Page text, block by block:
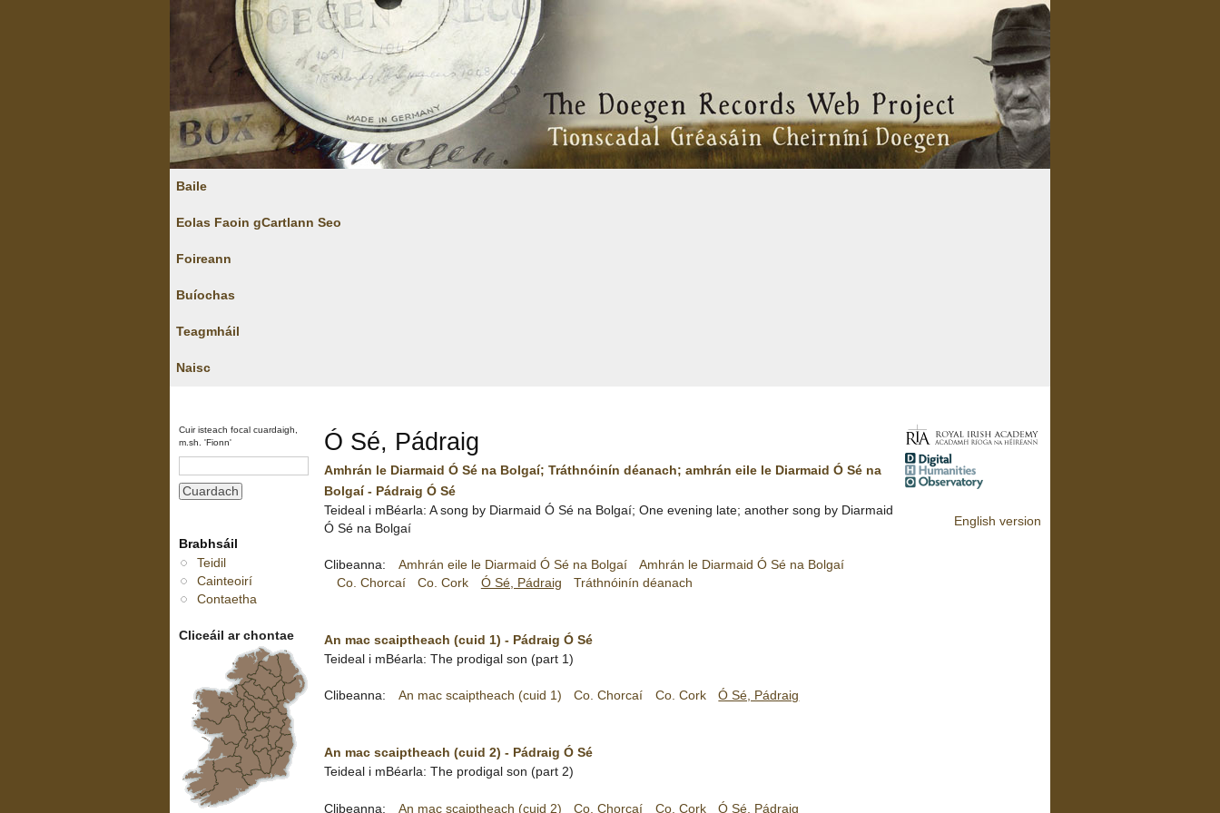
Baile
Eolas Faoin gCartlann Seo
Foireann
Buíochas
Teagmháil
Naisc
Cuir isteach focal cuardaigh,
m.sh. 'Fionn'
Brabhsáil
Teidil
Cainteoirí
Contaetha
Cliceáil ar chontae
Ó Sé, Pádraig
Amhrán le Diarmaid Ó Sé na Bolgaí; Tráthnóinín déanach; amhrán eile le Diarmaid Ó Sé na
Bolgaí - Pádraig Ó Sé
Teideal i mBéarla: A song by Diarmaid Ó Sé na Bolgaí; One evening late; another song by Diarmaid
Ó Sé na Bolgaí
Clibeanna: Amhrán eile le Diarmaid Ó Sé na Bolgaí
Amhrán le Diarmaid Ó Sé na Bolgaí
Co. Chorcaí
Co. Cork Ó Sé, Pádraig Tráthnóinín déanach
An mac scaiptheach (cuid 1) - Pádraig Ó Sé
Teideal i mBéarla: The prodigal son (part 1)
Clibeanna: An mac scaiptheach (cuid 1) Co. Chorcaí Co. Cork Ó Sé, Pádraig
An mac scaiptheach (cuid 2) - Pádraig Ó Sé
Teideal i mBéarla: The prodigal son (part 2)
Clibeanna: An mac scaiptheach (cuid 2) Co. Chorcaí Co. Cork Ó Sé, Pádraig
English version